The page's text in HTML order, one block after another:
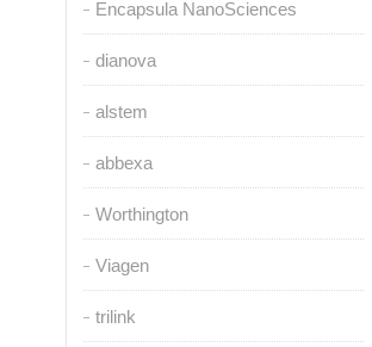
Encapsula NanoSciences
dianova
alstem
abbexa
Worthington
Viagen
trilink